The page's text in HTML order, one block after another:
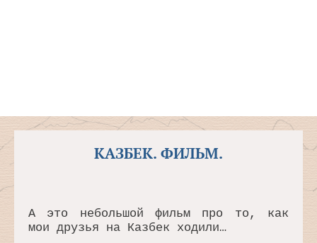
КАЗБЕК. ФИЛЬМ.
А это небольшой фильм про то, как
мои друзья на Казбек ходили…